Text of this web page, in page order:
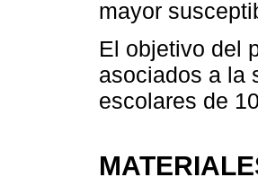
mayor
El objetivo del
asociados a la
escolares de